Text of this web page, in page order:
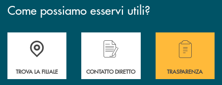
Come possiamo esservi utili?
Accedi all' elenco completo delle filiali .
TROVA LA FILIALE CONTATTO DIRETTO
Hai bisogno di
TRASPARENZA